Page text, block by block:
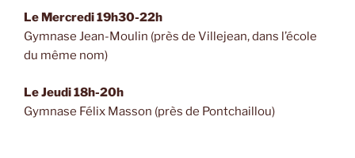
Le Mercredi 19h30-22h
Gymnase Jean-Moulin (près de Villejean, dans l’école
du même nom)
Le Jeudi 18h-20h
Gymnase Félix Masson (près de Pontchaillou)